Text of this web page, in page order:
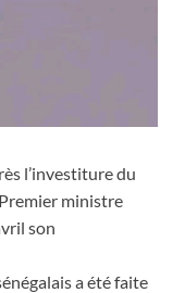
l’investiture du
ministre
son
a été faite